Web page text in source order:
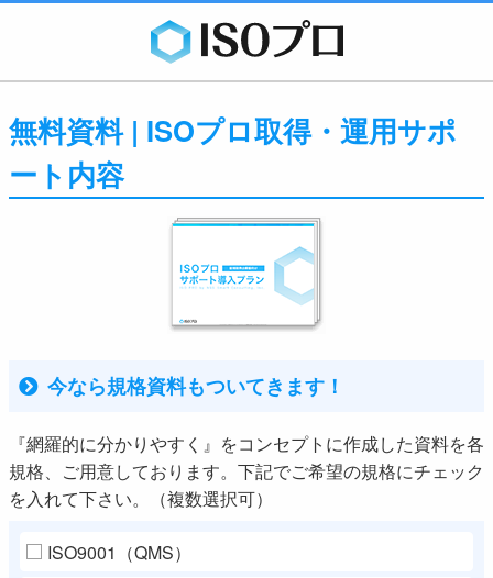
無料資料 | ISOプロ取得・運用サポ
ート内容
今なら規格資料もついてきます！
『網羅的に分かりやすく』をコンセプトに作成した資料を各
規格、ご用意しております。下記でご希望の規格にチェック
を入れて下さい。（複数選択可）
ISO9001（QMS）